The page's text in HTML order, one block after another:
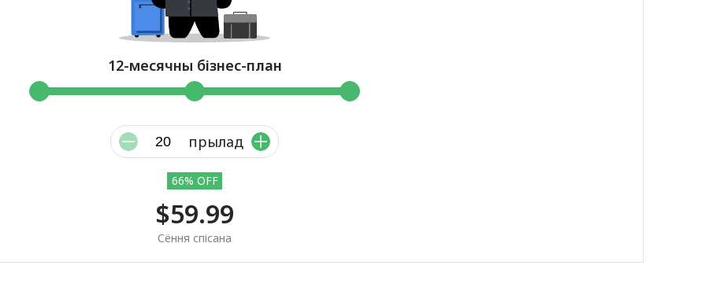
12-месячны бізнес-план
прылад
66% OFF
$59.99
Сёння спісана